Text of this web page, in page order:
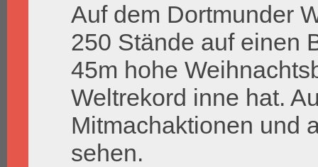
Auf dem Dortmunder
250 Stände auf einen
45m hohe
Weltrekord inne hat.
Mitmachaktionen und
sehen.